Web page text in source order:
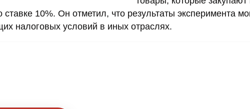
10%. Он отметил, что результаты эксперимента
налоговых условий в иных отраслях.